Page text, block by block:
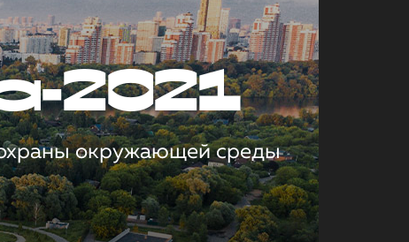
2021
окружающей среды